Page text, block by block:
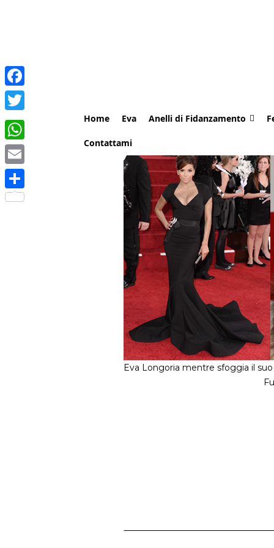
Home Eva Anelli di Fidanzamento
Contattami
Eva Longoria mentre sfoggia il
Facebook
Twitter
WhatsApp
Email
Share